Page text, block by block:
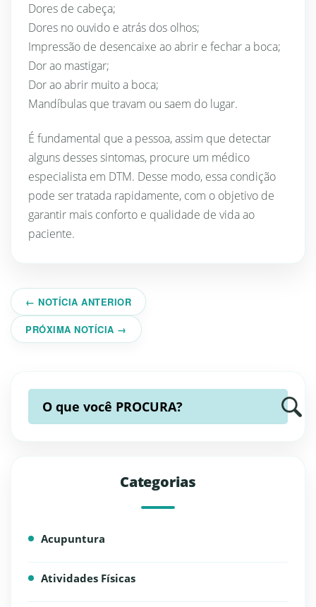
Dores de cabeça;
Dores no ouvido e atrás dos olhos;
Impressão de desencaixe ao abrir e fechar a boca;
Dor ao mastigar;
Dor ao abrir muito a boca;
Mandíbulas que travam ou saem do lugar.
É fundamental que a pessoa, assim que detectar
alguns desses sintomas, procure um médico
especialista em DTM. Desse modo, essa condição
pode ser tratada rapidamente, com o objetivo de
garantir mais conforto e qualidade de vida ao
paciente.
← NOTÍCIA ANTERIOR
PRÓXIMA NOTÍCIA →
O que você PROCURA?
Categorias
Acupuntura
Atividades Físicas